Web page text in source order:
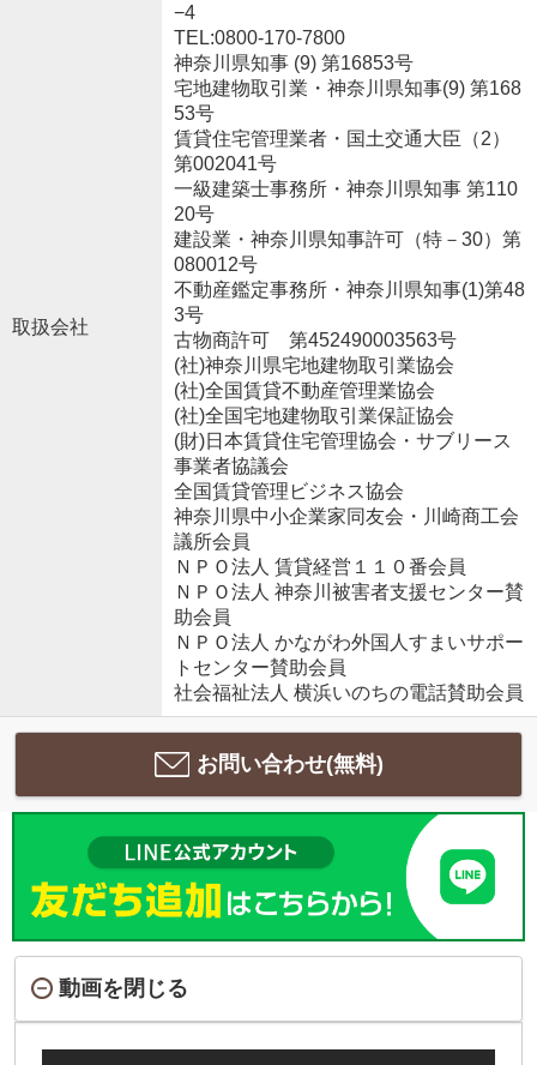
取扱会社
−4
TEL:0800-170-7800
神奈川県知事 (9) 第16853号
宅地建物取引業・神奈川県知事(9) 第168
53号
賃貸住宅管理業者・国土交通大臣（2）
第002041号
一級建築士事務所・神奈川県知事 第110
20号
建設業・神奈川県知事許可（特－30）第
080012号
不動産鑑定事務所・神奈川県知事(1)第48
3号
古物商許可 第452490003563号
(社)神奈川県宅地建物取引業協会
(社)全国賃貸不動産管理業協会
(社)全国宅地建物取引業保証協会
(財)日本賃貸住宅管理協会・サブリース
事業者協議会
全国賃貸管理ビジネス協会
神奈川県中小企業家同友会・川崎商工会
議所会員
ＮＰＯ法人 賃貸経営１１０番会員
ＮＰＯ法人 神奈川被害者支援センター賛
助会員
ＮＰＯ法人 かながわ外国人すまいサポー
トセンター賛助会員
社会福祉法人 横浜いのちの電話賛助会員
お問い合わせ(無料)
動画を閉じる